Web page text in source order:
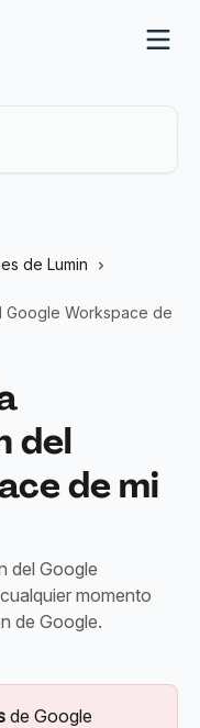
de Lumin
Google Workspace de
del
de mi
del Google
momento
de Google.
de Google